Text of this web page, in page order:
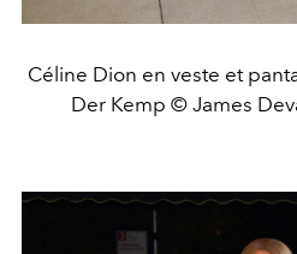
Céline Dion en veste et
Der Kemp © James